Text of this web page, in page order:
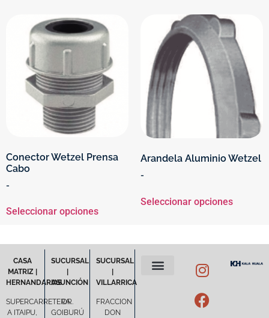
Conector Wetzel Prensa
Cabo
-
Seleccionar opciones
Arandela Aluminio Wetzel
-
Seleccionar opciones
CASA
MATRIZ |
HERNANDARIAS
SUPERCARRETERA
A ITAIPU,
SUCURSAL
|
ASUNCIÓN
DR.
GOIBURÚ
SUCURSAL
|
VILLARRICA
FRACCION
DON